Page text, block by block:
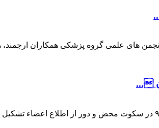
اساسنامه ۹۶/۱۲/۰۳ و تطابق با آیین‌نامه اجرایی انجمن های
...
مجمع عمومی عادی به طور فوق العاده نوبت اول انجمن دندانپزشکی ایران –